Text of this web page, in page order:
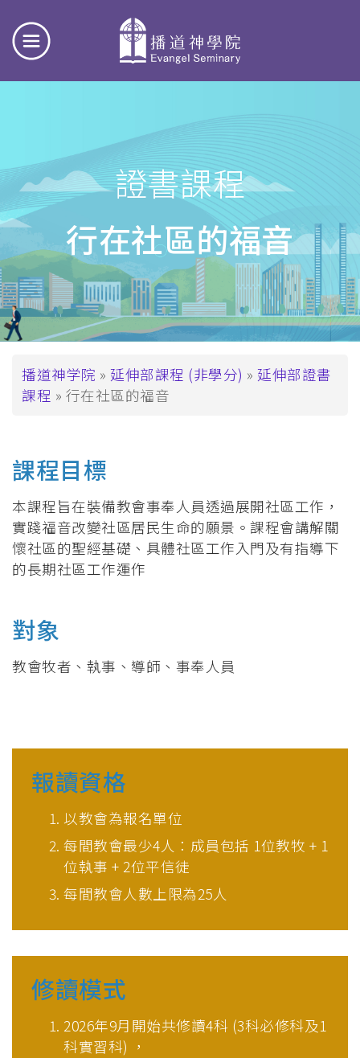
證書課程
行在社區的福音
面
包
播道神学院 延伸部課程 (非學分)
延伸部證書
課程
行在社區的福音
課程目標
本課程旨在裝備教會事奉人員透過展開社區工作，
實踐福音改變社區居民生命的願景。課程會講解關
懷社區的聖經基礎、具體社區工作入門及有指導下
的長期社區工作運作
對象
教會牧者、執事、導師、事奉人員
報讀資格
以教會為報名單位
每間教會最少4人：成員包括 1位教牧 + 1
位執事 + 2位平信徒
每間教會人數上限為25人
修讀模式
2026年9月開始共修讀4科 (3科必修科及1
科實習科) ，